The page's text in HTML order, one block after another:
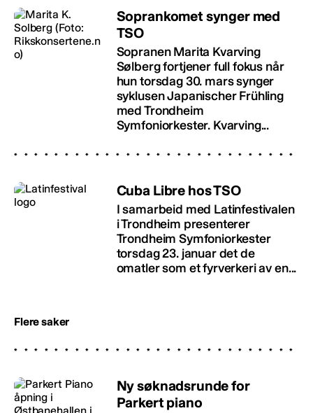
Soprankomet synger med
TSO
Sopranen Marita Kvarving
Sølberg fortjener full fokus når
hun torsdag 30. mars synger
syklusen Japanischer Frühling
med Trondheim
Symfoniorkester. Kvarving...
Cuba Libre hos TSO
I samarbeid med Latinfestivalen
i Trondheim presenterer
Trondheim Symfoniorkester
torsdag 23. januar det de
omatler som et fyrverkeri av en...
Flere saker
Ny søknadsrunde for
Parkert piano